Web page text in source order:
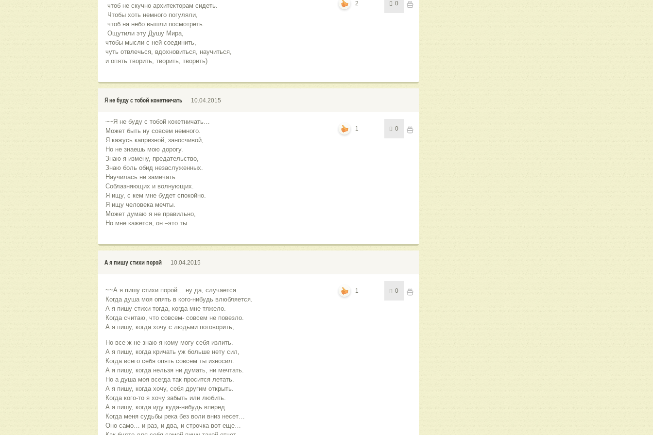
чтоб не скучно архитекторам сидеть.
Чтобы хоть немного погуляли,
чтоб на небо вышли посмотреть.
Ощутили эту Душу Мира,
чтобы мысли с ней соединить,
чуть отвлечься, вдохновиться, научиться,
и опять творить, творить, творить)
2 0
Я не буду с тобой кокетничать 10.04.2015
~~Я не буду с тобой кокетничать…
Может быть ну совсем немного.
Я кажусь капризной, заносчивой,
Но не знаешь мою дорогу.
Знаю я измену, предательство,
Знаю боль обид незаслуженных.
Научилась не замечать
Соблазняющих и волнующих.
Я ищу, с кем мне будет спокойно.
Я ищу человека мечты.
Может думаю я не правильно,
Но мне кажется, он –это ты
1 0
А я пишу стихи порой 10.04.2015
~~А я пишу стихи порой… ну да, случается.
Когда душа моя опять в кого-нибудь влюбляется.
А я пишу стихи тогда, когда мне тяжело.
Когда считаю, что совсем- совсем не повезло.
А я пишу, когда хочу с людьми поговорить,
Но все ж не знаю я кому могу себя излить.
А я пишу, когда кричать уж больше нету сил,
Когда всего себя опять совсем ты износил.
А я пишу, когда нельзя ни думать, ни мечтать.
Но а душа моя всегда так просится летать.
А я пишу, когда хочу, себя другим открыть.
Когда кого-то я хочу забыть или любить.
А я пишу, когда иду куда-нибудь вперед.
Когда меня судьбы река без воли вниз несет…
Оно само… и раз, и два, и строчка вот еще…
1 0